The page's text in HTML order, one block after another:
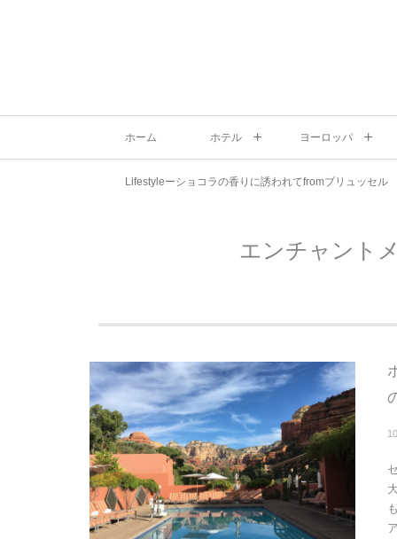
ホーム ホテル ヨーロッパ
Lifestyleーショコラの香りに誘われてfromブリュッセル
エンチャント
10